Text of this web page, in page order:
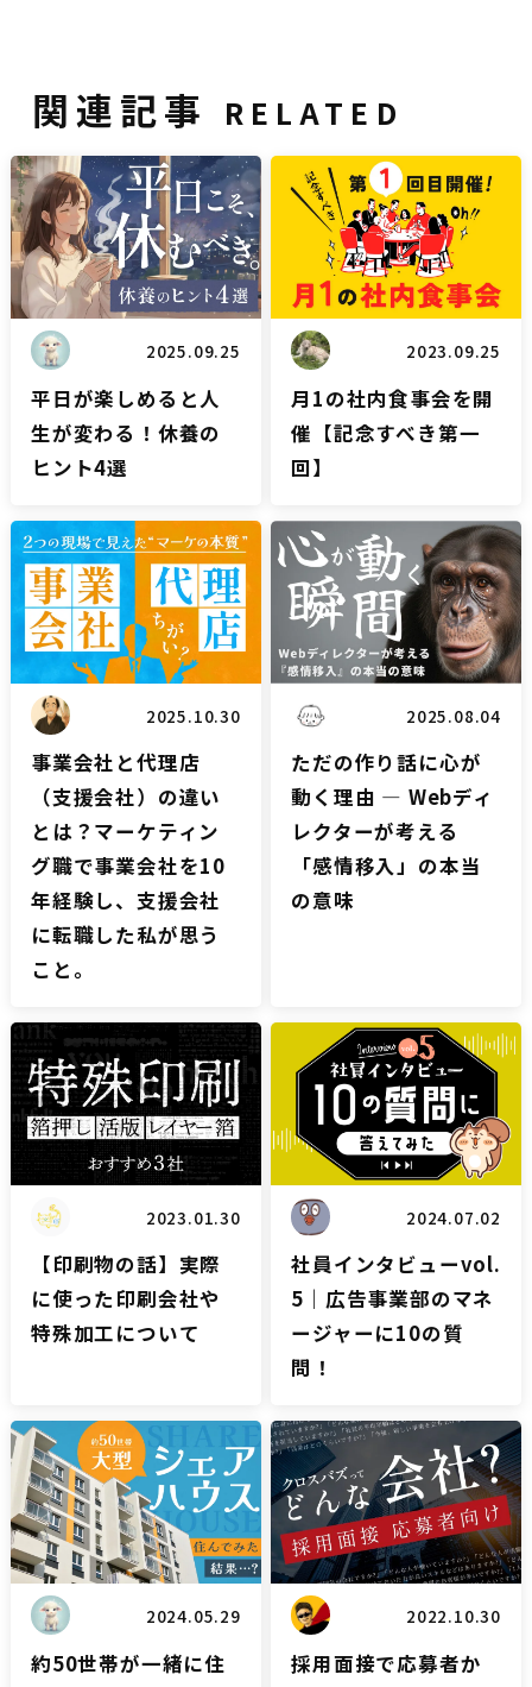
関連記事 RELATED
雑談
2025.09.25
平日が楽しめると人
生が変わる！休養の
ヒント4選
雑談
2023.09.25
月1の社内食事会を開
催【記念すべき第一
回】
リスティングブログ
2025.10.30
事業会社と代理店
（支援会社）の違い
とは？マーケティン
グ職で事業会社を10
年経験し、支援会社
に転職した私が思う
こと。
雑談
2025.08.04
ただの作り話に心が
動く理由 ― Webディ
レクターが考える
「感情移入」の本当
の意味
雑談
2023.01.30
【印刷物の話】実際
に使った印刷会社や
特殊加工について
雑談
2024.07.02
社員インタビューvol.
5｜広告事業部のマネ
ージャーに10の質
問！
雑談
2024.05.29
約50世帯が一緒に住
雑談
2022.10.30
採用面接で応募者か